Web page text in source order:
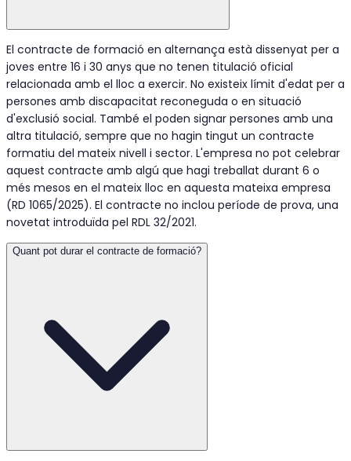
El contracte de formació en alternança està dissenyat per a
joves entre 16 i 30 anys que no tenen titulació oficial
relacionada amb el lloc a exercir. No existeix límit d'edat per a
persones amb discapacitat reconeguda o en situació
d'exclusió social. També el poden signar persones amb una
altra titulació, sempre que no hagin tingut un contracte
formatiu del mateix nivell i sector. L'empresa no pot celebrar
aquest contracte amb algú que hagi treballat durant 6 o
més mesos en el mateix lloc en aquesta mateixa empresa
(RD 1065/2025). El contracte no inclou període de prova, una
novetat introduïda pel RDL 32/2021.
Quant pot durar el contracte de formació?